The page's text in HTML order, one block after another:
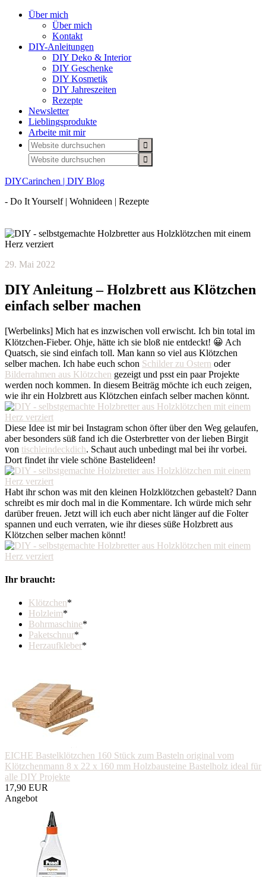
Über mich
Über mich
Kontakt
DIY-Anleitungen
DIY Deko & Interior
DIY Geschenke
DIY Kosmetik
DIY Jahreszeiten
Rezepte
Newsletter
Lieblingsprodukte
Arbeite mit mir
DIYCarinchen | DIY Blog
- Do It Yourself | Wohnideen | Rezepte
29. Mai 2022
DIY Anleitung – Holzbrett aus Klötzchen
einfach selber machen
[Werbelinks] Mich hat es inzwischen voll erwischt. Ich bin total im
Klötzchen-Fieber. Ohje, hätte ich sie bloß nie entdeckt! 😀 Ach
Quatsch, sie sind einfach toll. Man kann so viel aus Klötzchen
selber machen. Ich habe euch schon Schilder zu Ostern oder
Bilderrahmen aus Klötzchen gezeigt und psst ein paar Projekte
werden noch kommen. In diesem Beiträg möchte ich euch zeigen,
wie ihr ein Holzbrett aus Klötzchen einfach selber machen könnt.
Diese Idee ist mir bei Instagram schon öfter über den Weg gelaufen,
aber besonders süß fand ich die Osterbretter von der lieben Birgit
von tischleindeckdich. Schaut auch unbedingt mal bei ihr vorbei.
Dort findet ihr viele schöne Bastelideen!
Habt ihr schon was mit den kleinen Holzklötzchen gebastelt? Dann
schreibt es mir doch mal in die Kommentare. Ich würde mich sehr
darüber freuen. Jetzt will ich euch aber nicht länger auf die Folter
spannen und euch verraten, wie ihr dieses süße Holzbrett aus
Klötzchen selber machen könnt!
Ihr braucht:
Klötzchen*
Holzleim*
Bohrmaschine*
Paketschnur*
Herzaufkleber*
EICHE Bastelklötzchen 160 Stück zum Basteln original vom
Klötzchenmann 8 x 22 x 160 mm Holzbausteine Bastelholz ideal für
alle DIY Projekte
17,90 EUR
Angebot